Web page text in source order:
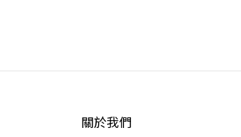
關於我們